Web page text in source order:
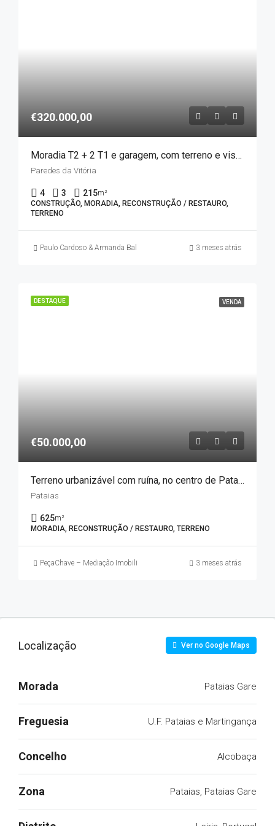
€320.000,00
Moradia T2 + 2 T1 e garagem, com terreno e vista inigualável – Paredes da Vitória
Paredes da Vitória
4 3 215m²
CONSTRUÇÃO, MORADIA, RECONSTRUÇÃO / RESTAURO,
TERRENO
Paulo Cardoso & Armanda Balinha 3 meses atrás
DESTAQUE VENDA
€50.000,00
Terreno urbanizável com ruína, no centro de Pataias
Pataias
625m²
MORADIA, RECONSTRUÇÃO / RESTAURO, TERRENO
PeçaChave – Mediação Imobiliária 3 meses atrás
Localização Ver no Google Maps
Morada Pataias Gare
Freguesia U.F. Pataias e Martingança
Concelho Alcobaça
Zona Pataias, Pataias Gare